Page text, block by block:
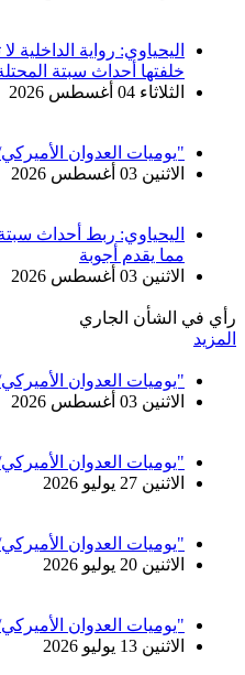
اليحياوي: رواية الداخلية
خلفتها أحداث سبتة
الثلاثاء 04 أغسطس 2026
"يوميات العدوان الأميركي/
الاثنين 03 أغسطس 2026
اليحياوي: ربط أحداث
مما يقدم أجوبة
الاثنين 03 أغسطس 2026
رأي في الشأن الجاري
المزيد
"يوميات العدوان الأميركي/
الاثنين 03 أغسطس 2026
"يوميات العدوان الأميركي/
الاثنين 27 يوليو 2026
"يوميات العدوان الأميركي/
الاثنين 20 يوليو 2026
"يوميات العدوان الأميركي/
الاثنين 13 يوليو 2026